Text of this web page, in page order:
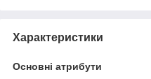
Характеристики
Основні атрибути